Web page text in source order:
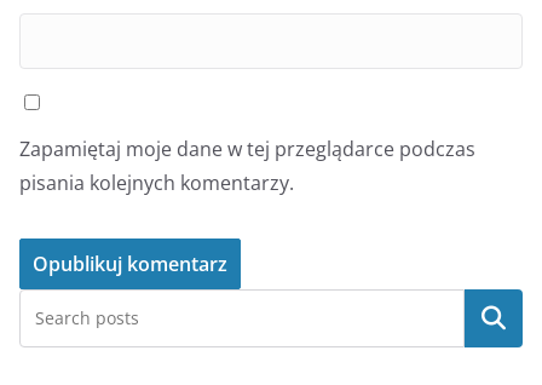
Zapamiętaj moje dane w tej przeglądarce podczas
pisania kolejnych komentarzy.
Szukaj